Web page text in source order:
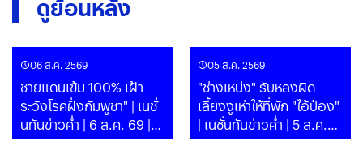
ดูย้อนหลัง
06 ส.ค. 2569
ชายแดนเข้ม 100% เฝ้า
ระวังโรคฝั่งกัมพูชา" | เนชั่
นทันข่าวค่ำ | 6 ส.ค. 69 |
05 ส.ค. 2569
"ช่างเหน่ง" รับหลงผิด
เลี้ยงงูเห่าให้ที่พัก "ไอ้ป๋อง"
| เนชั่นทันข่าวค่ำ | 5 ส.ค.